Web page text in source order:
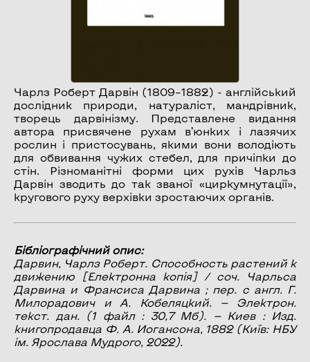
Чарлз Роберт Дарвін (1809–1882) - англійський
дослідник природи, натураліст, мандрівник,
творець дарвінізму. Представлене видання
автора присвячене рухам в’юнких і лазячих
рослин і пристосувань, якими вони володіють
для обвивання чужих стебел, для причіпки до
стін. Різноманітні форми цих рухів Чарльз
Дарвін зводить до так званої «циркумнутації»,
кругового руху верхівки зростаючих органів.
Бібліографічний опис:
Дарвин, Чарлз Роберт. Способность растений к
движению [Електронна копія] / соч. Чарльса
Дарвина и Франсиса Дарвина ; пер. с англ. Г.
Милорадович и А. Кобеляцкий. — Электрон.
текст. дан. (1 файл : 30,7 Мб). — Киев : Изд.
книгопродавца Ф. А. Иогансона, 1882 (Київ: НБУ
ім. Ярослава Мудрого, 2022).